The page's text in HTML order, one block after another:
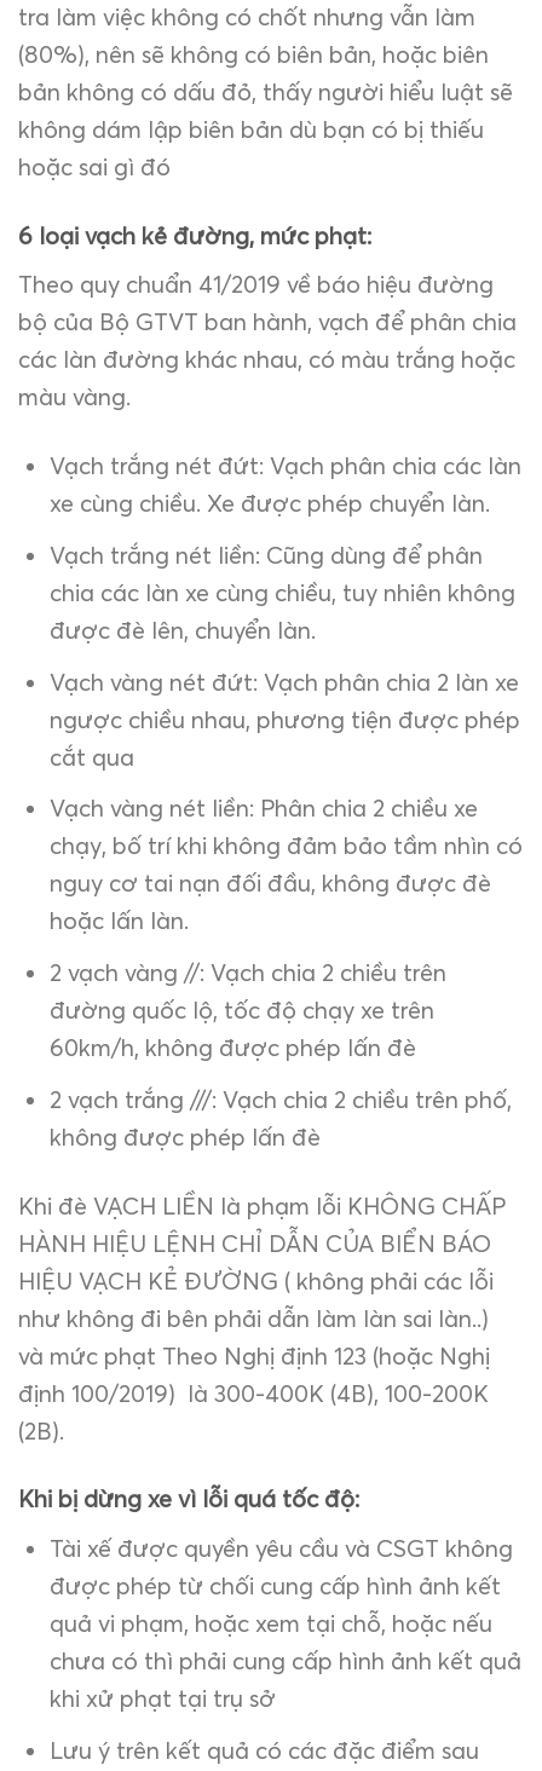
tra làm việc không có chốt nhưng vẫn làm
(80%), nên sẽ không có biên bản, hoặc biên
bản không có dấu đỏ, thấy người hiểu luật sẽ
không dám lập biên bản dù bạn có bị thiếu
hoặc sai gì đó
6 loại vạch kẻ đường, mức phạt:
Theo quy chuẩn 41/2019 về báo hiệu đường
bộ của Bộ GTVT ban hành, vạch để phân chia
các làn đường khác nhau, có màu trắng hoặc
màu vàng.
Vạch trắng nét đứt: Vạch phân chia các làn
xe cùng chiều. Xe được phép chuyển làn.
Vạch trắng nét liền: Cũng dùng để phân
chia các làn xe cùng chiều, tuy nhiên không
được đè lên, chuyển làn.
Vạch vàng nét đứt: Vạch phân chia 2 làn xe
ngược chiều nhau, phương tiện được phép
cắt qua
Vạch vàng nét liền: Phân chia 2 chiều xe
chạy, bố trí khi không đảm bảo tầm nhìn có
nguy cơ tai nạn đối đầu, không được đè
hoặc lấn làn.
2 vạch vàng //: Vạch chia 2 chiều trên
đường quốc lộ, tốc độ chạy xe trên
60km/h, không được phép lấn đè
2 vạch trắng ///: Vạch chia 2 chiều trên phố,
không được phép lấn đè
Khi đè VẠCH LIỀN là phạm lỗi KHÔNG CHẤP
HÀNH HIỆU LỆNH CHỈ DẪN CỦA BIỂN BÁO
HIỆU VẠCH KẺ ĐƯỜNG ( không phải các lỗi
như không đi bên phải dẫn làm làn sai làn..)
và mức phạt Theo Nghị định 123 (hoặc Nghị
định 100/2019) là 300-400K (4B), 100-200K
(2B).
Khi bị dừng xe vì lỗi quá tốc độ:
Tài xế được quyền yêu cầu và CSGT không
được phép từ chối cung cấp hình ảnh kết
quả vi phạm, hoặc xem tại chỗ, hoặc nếu
chưa có thì phải cung cấp hình ảnh kết quả
khi xử phạt tại trụ sở
Lưu ý trên kết quả có các đặc điểm sau